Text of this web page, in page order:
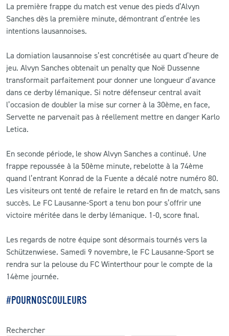
La première frappe du match est venue des pieds d’Alvyn
Sanches dès la première minute, démontrant d’entrée les
intentions lausannoises.
La domiation lausannoise s’est concrétisée au quart d’heure de
jeu. Alvyn Sanches obtenait un penalty que Noë Dussenne
transformait parfaitement pour donner une longueur d’avance
dans ce derby lémanique. Si notre défenseur central avait
l’occasion de doubler la mise sur corner à la 30ème, en face,
Servette ne parvenait pas à réellement mettre en danger Karlo
Letica.
En seconde période, le show Alvyn Sanches a continué. Une
frappe repoussée à la 50ème minute, rebelotte à la 74ème
quand l’entrant Konrad de la Fuente a décalé notre numéro 80.
Les visiteurs ont tenté de refaire le retard en fin de match, sans
succès. Le FC Lausanne-Sport a tenu bon pour s’offrir une
victoire méritée dans le derby lémanique. 1-0, score final.
Les regards de notre équipe sont désormais tournés vers la
Schützenwiese. Samedi 9 novembre, le FC Lausanne-Sport se
rendra sur la pelouse du FC Winterthour pour le compte de la
14ème journée.
#POURNOSCOULEURS
Rechercher